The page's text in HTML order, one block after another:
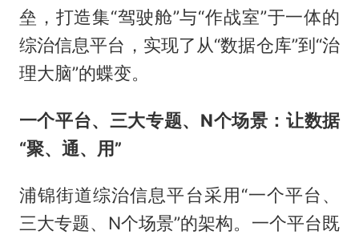
垒，打造集“驾驶舱”与“作战室”于一体的
综治信息平台，实现了从“数据仓库”到“治
理大脑”的蝶变。
一个平台、三大专题、N个场景：让数据
“聚、通、用”
浦锦街道综治信息平台采用“一个平台、
三大专题、N个场景”的架构。一个平台既